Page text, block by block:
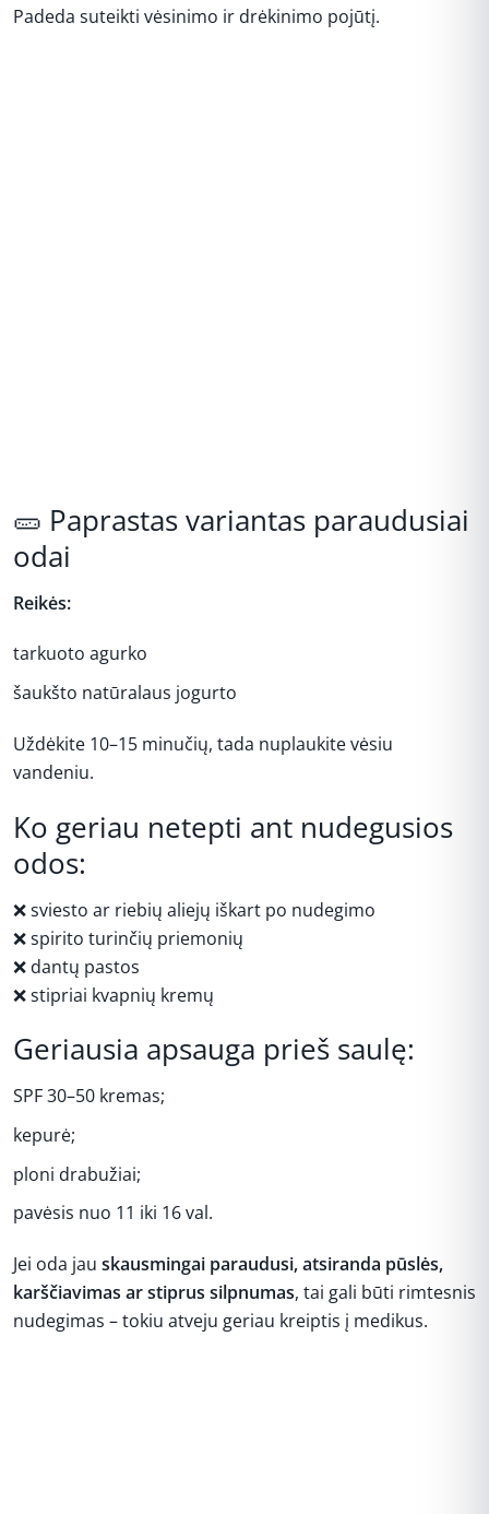
Padeda suteikti vėsinimo ir drėkinimo pojūtį.
🥒 Paprastas variantas paraudusiai
odai
Reikės:
tarkuoto agurko
šaukšto natūralaus jogurto
Uždėkite 10–15 minučių, tada nuplaukite vėsiu
vandeniu.
Ko geriau netepti ant nudegusios
odos:
❌ sviesto ar riebių aliejų iškart po nudegimo
❌ spirito turinčių priemonių
❌ dantų pastos
❌ stipriai kvapnių kremų
Geriausia apsauga prieš saulę:
SPF 30–50 kremas;
kepurė;
ploni drabužiai;
pavėsis nuo 11 iki 16 val.
Jei oda jau skausmingai paraudusi, atsiranda pūslės,
karščiavimas ar stiprus silpnumas, tai gali būti rimtesnis
nudegimas – tokiu atveju geriau kreiptis į medikus.